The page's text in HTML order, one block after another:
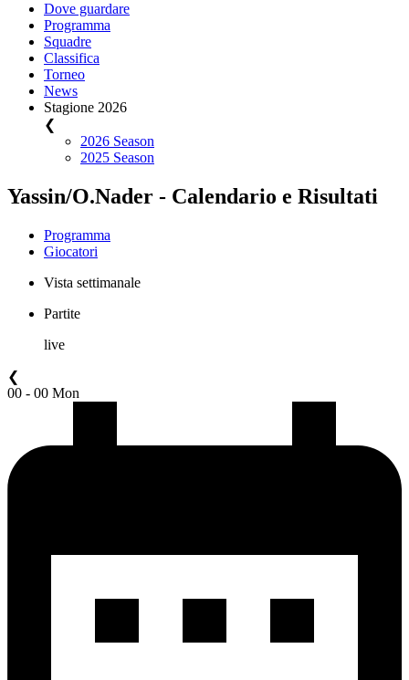
Dove guardare
Programma
Squadre
Classifica
Torneo
News
Stagione 2026
❮
2026 Season
2025 Season
Yassin/O.Nader - Calendario e Risultati
Programma
Giocatori
Vista settimanale
Partite
live
❮
00 - 00 Mon